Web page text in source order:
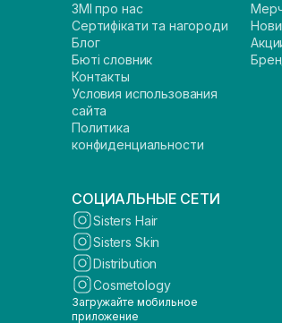
ЗМІ про нас
Сертифікати та нагороди
Блог
Бюті словник
Контакты
Условия использования
сайта
Политика
конфиденциальности
СОЦИАЛЬНЫЕ СЕТИ
Sisters Hair
Sisters Skin
Distribution
Cosmetology
Загружайте мобильное
приложение